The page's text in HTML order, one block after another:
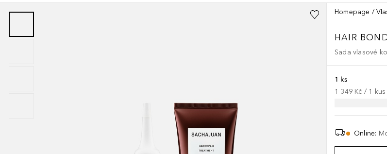
Homepage
HAIR
Sada vlasové
1 ks
1 349 Kč / 1 kus
Online: